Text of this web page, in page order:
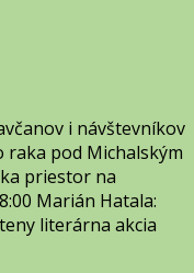
i návštevníkov
raka pod Michalským
priestor na
Marián Hatala:
literárna akcia